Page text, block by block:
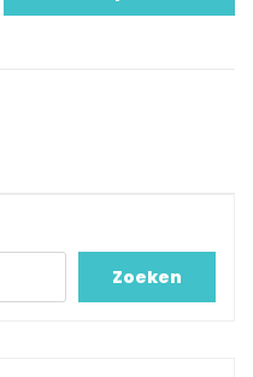
Zoeken